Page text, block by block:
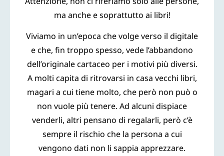
ma anche e soprattutto ai libri!
Viviamo in un’epoca che volge verso il digitale
e che, fin troppo spesso, vede l’abbandono
dell’originale cartaceo per i motivi più diversi.
A molti capita di ritrovarsi in casa vecchi libri,
magari a cui tiene molto, che però non può o
non vuole più tenere. Ad alcuni dispiace
venderli, altri pensano di regalarli, però c’è
sempre il rischio che la persona a cui
vengono dati non li sappia apprezzare.